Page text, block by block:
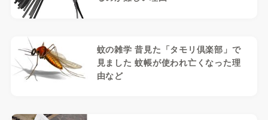
蚊の雑学 昔見た「タモリ倶楽部」で
見ました 蚊帳が使われ亡くなった理
由など